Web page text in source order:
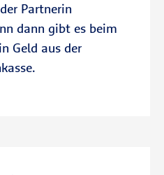
Partnerin
dann gibt es beim
Geld aus der